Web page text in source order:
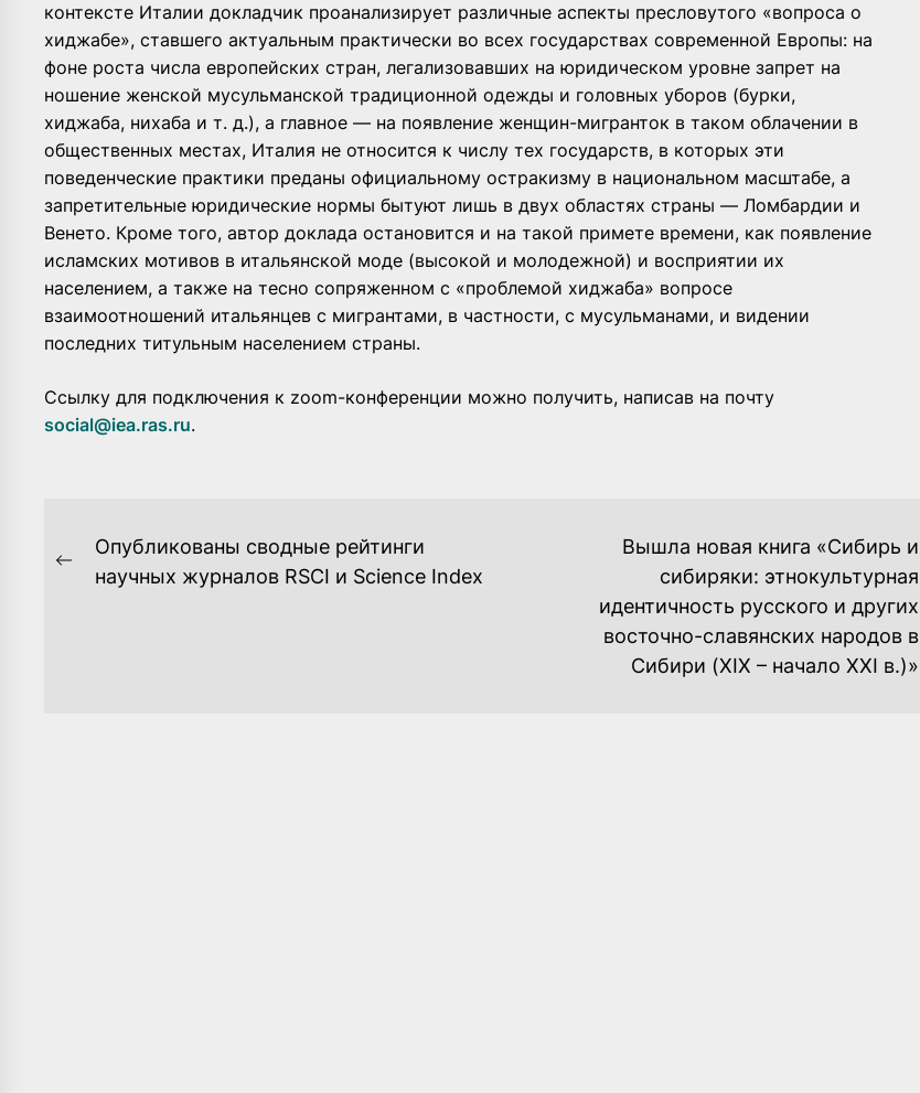
контексте Италии докладчик проанализирует различные аспекты пресловутого «вопроса о
хиджабе», ставшего актуальным практически во всех государствах современной Европы: на
фоне роста числа европейских стран, легализовавших на юридическом уровне запрет на
ношение женской мусульманской традиционной одежды и головных уборов (бурки,
хиджаба, нихаба и т. д.), а главное — на появление женщин-мигранток в таком облачении в
общественных местах, Италия не относится к числу тех государств, в которых эти
поведенческие практики преданы официальному остракизму в национальном масштабе, а
запретительные юридические нормы бытуют лишь в двух областях страны — Ломбардии и
Венето. Кроме того, автор доклада остановится и на такой примете времени, как появление
исламских мотивов в итальянской моде (высокой и молодежной) и восприятии их
населением, а также на тесно сопряженном с «проблемой хиджаба» вопросе
взаимоотношений итальянцев с мигрантами, в частности, с мусульманами, и видении
последних титульным населением страны.
Cсылку для подключения к zoom-конференции можно получить, написав на почту
social@iea.ras.ru.
НАВИГАЦИЯ
Previous
Опубликованы сводные рейтинги
научных журналов RSCI и Science Index
Вышла новая книга «Сибирь и
сибиряки: этнокультурная
идентичность русского и других
восточно-славянских народов в
Сибири (XIX – начало ХХI в.)»